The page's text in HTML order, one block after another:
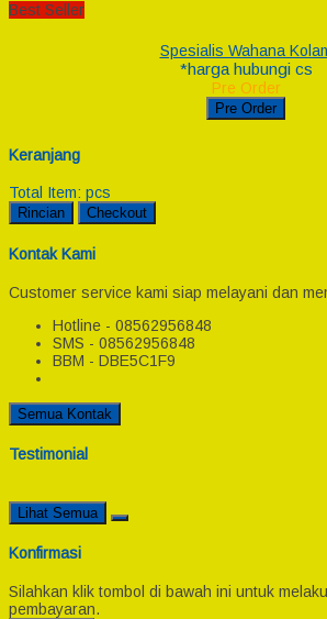
Best Seller
Spesialis Wahana
*harga hubungi cs
Pre Order
Pre Order
Keranjang
Total Item: pcs
Rincian Checkout
Kontak Kami
Customer service kami siap melayani dan
Hotline - 08562956848
SMS - 08562956848
BBM - DBE5C1F9
Semua Kontak
Testimonial
Lihat Semua
Konfirmasi
Silahkan klik tombol di bawah ini untuk
pembayaran.